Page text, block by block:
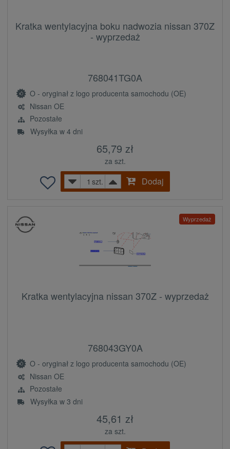
Kratka wentylacyjna boku nadwozia nissan 370Z
- wyprzedaż
768041TG0A
O - oryginał z logo producenta samochodu (OE)
Nissan OE
Pozostałe
Wysyłka w 4 dni
65,79 zł
za szt.
szt.
Dodaj
Wyprzedaż
Kratka wentylacyjna nissan 370Z - wyprzedaż
768043GY0A
O - oryginał z logo producenta samochodu (OE)
Nissan OE
Pozostałe
Wysyłka w 3 dni
45,61 zł
za szt.